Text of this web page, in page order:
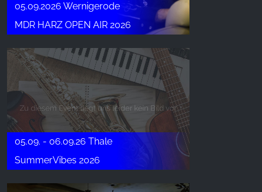
05.09.2026 Wernigerode
MDR HARZ OPEN AIR 2026
05.09. - 06.09.26 Thale
SummerVibes 2026